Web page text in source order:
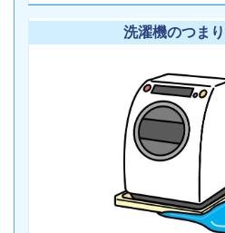
洗濯機のつま